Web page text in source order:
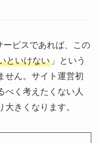
ビスであれば、この
といけない」という
せん。サイト運営初
べく考えたくない人
きくなります。